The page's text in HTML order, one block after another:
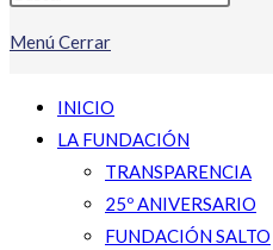
Menú Cerrar
INICIO
LA FUNDACIÓN
TRANSPARENCIA
25º ANIVERSARIO
FUNDACIÓN SALTO